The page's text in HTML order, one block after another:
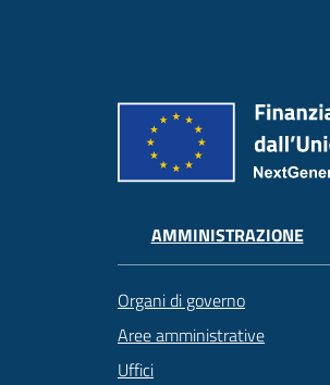
AMMINISTRAZIONE
Organi di governo
Aree amministrative
Uffici